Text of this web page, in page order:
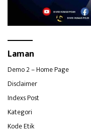
Laman
Demo 2 – Home Page
Disclaimer
Indexs Post
Kategori
Kode Etik